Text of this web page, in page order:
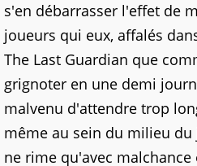
s'en débarrasser l'effet de
joueurs qui eux, affalés
The Last Guardian que
grignoter en une demi
malvenu d'attendre trop
même au sein du milieu
ne rime qu'avec